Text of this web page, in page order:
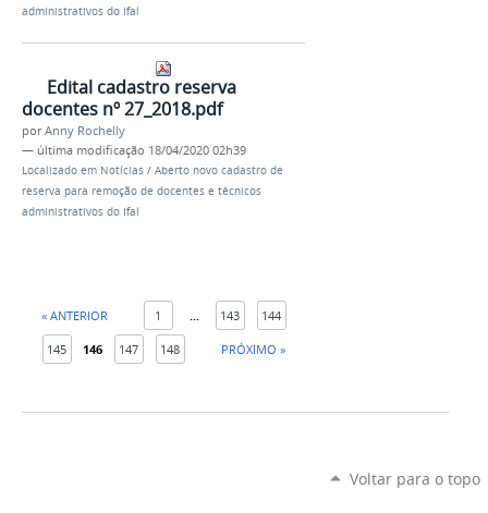
administrativos do Ifal
Edital cadastro reserva
docentes nº 27_2018.pdf
porAnny Rochelly
— última modificação 18/04/2020 02h39
Localizado em Notícias / Aberto novo cadastro de
reserva para remoção de docentes e técnicos
administrativos do Ifal
« ANTERIOR 1 143 144
145 146 147 148 PRÓXIMO »
Voltar para o topo